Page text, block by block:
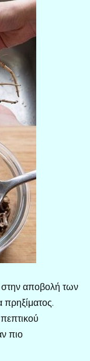
στην αποβολή των
πρηξίματος.
πιο